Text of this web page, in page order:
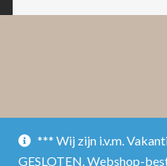
*** Wij zijn i.v.m.
GESLOTEN. Webshop-